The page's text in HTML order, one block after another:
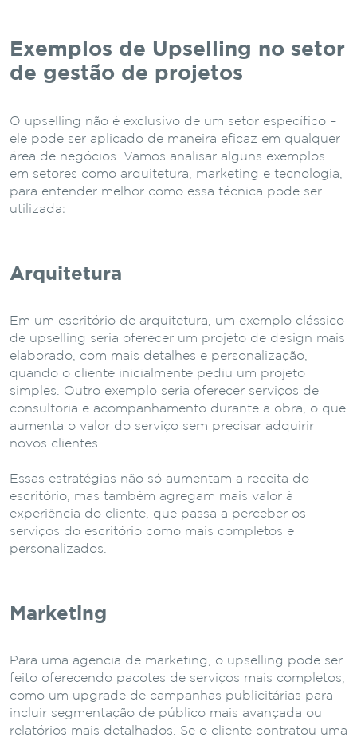
Exemplos de Upselling no setor
de gestão de projetos
O upselling não é exclusivo de um setor específico –
ele pode ser aplicado de maneira eficaz em qualquer
área de negócios. Vamos analisar alguns exemplos
em setores como arquitetura, marketing e tecnologia,
para entender melhor como essa técnica pode ser
utilizada:
Arquitetura
Em um escritório de arquitetura, um exemplo clássico
de upselling seria oferecer um projeto de design mais
elaborado, com mais detalhes e personalização,
quando o cliente inicialmente pediu um projeto
simples. Outro exemplo seria oferecer serviços de
consultoria e acompanhamento durante a obra, o que
aumenta o valor do serviço sem precisar adquirir
novos clientes.
Essas estratégias não só aumentam a receita do
escritório, mas também agregam mais valor à
experiência do cliente, que passa a perceber os
serviços do escritório como mais completos e
personalizados.
Marketing
Para uma agência de marketing, o upselling pode ser
feito oferecendo pacotes de serviços mais completos,
como um upgrade de campanhas publicitárias para
incluir segmentação de público mais avançada ou
relatórios mais detalhados. Se o cliente contratou uma